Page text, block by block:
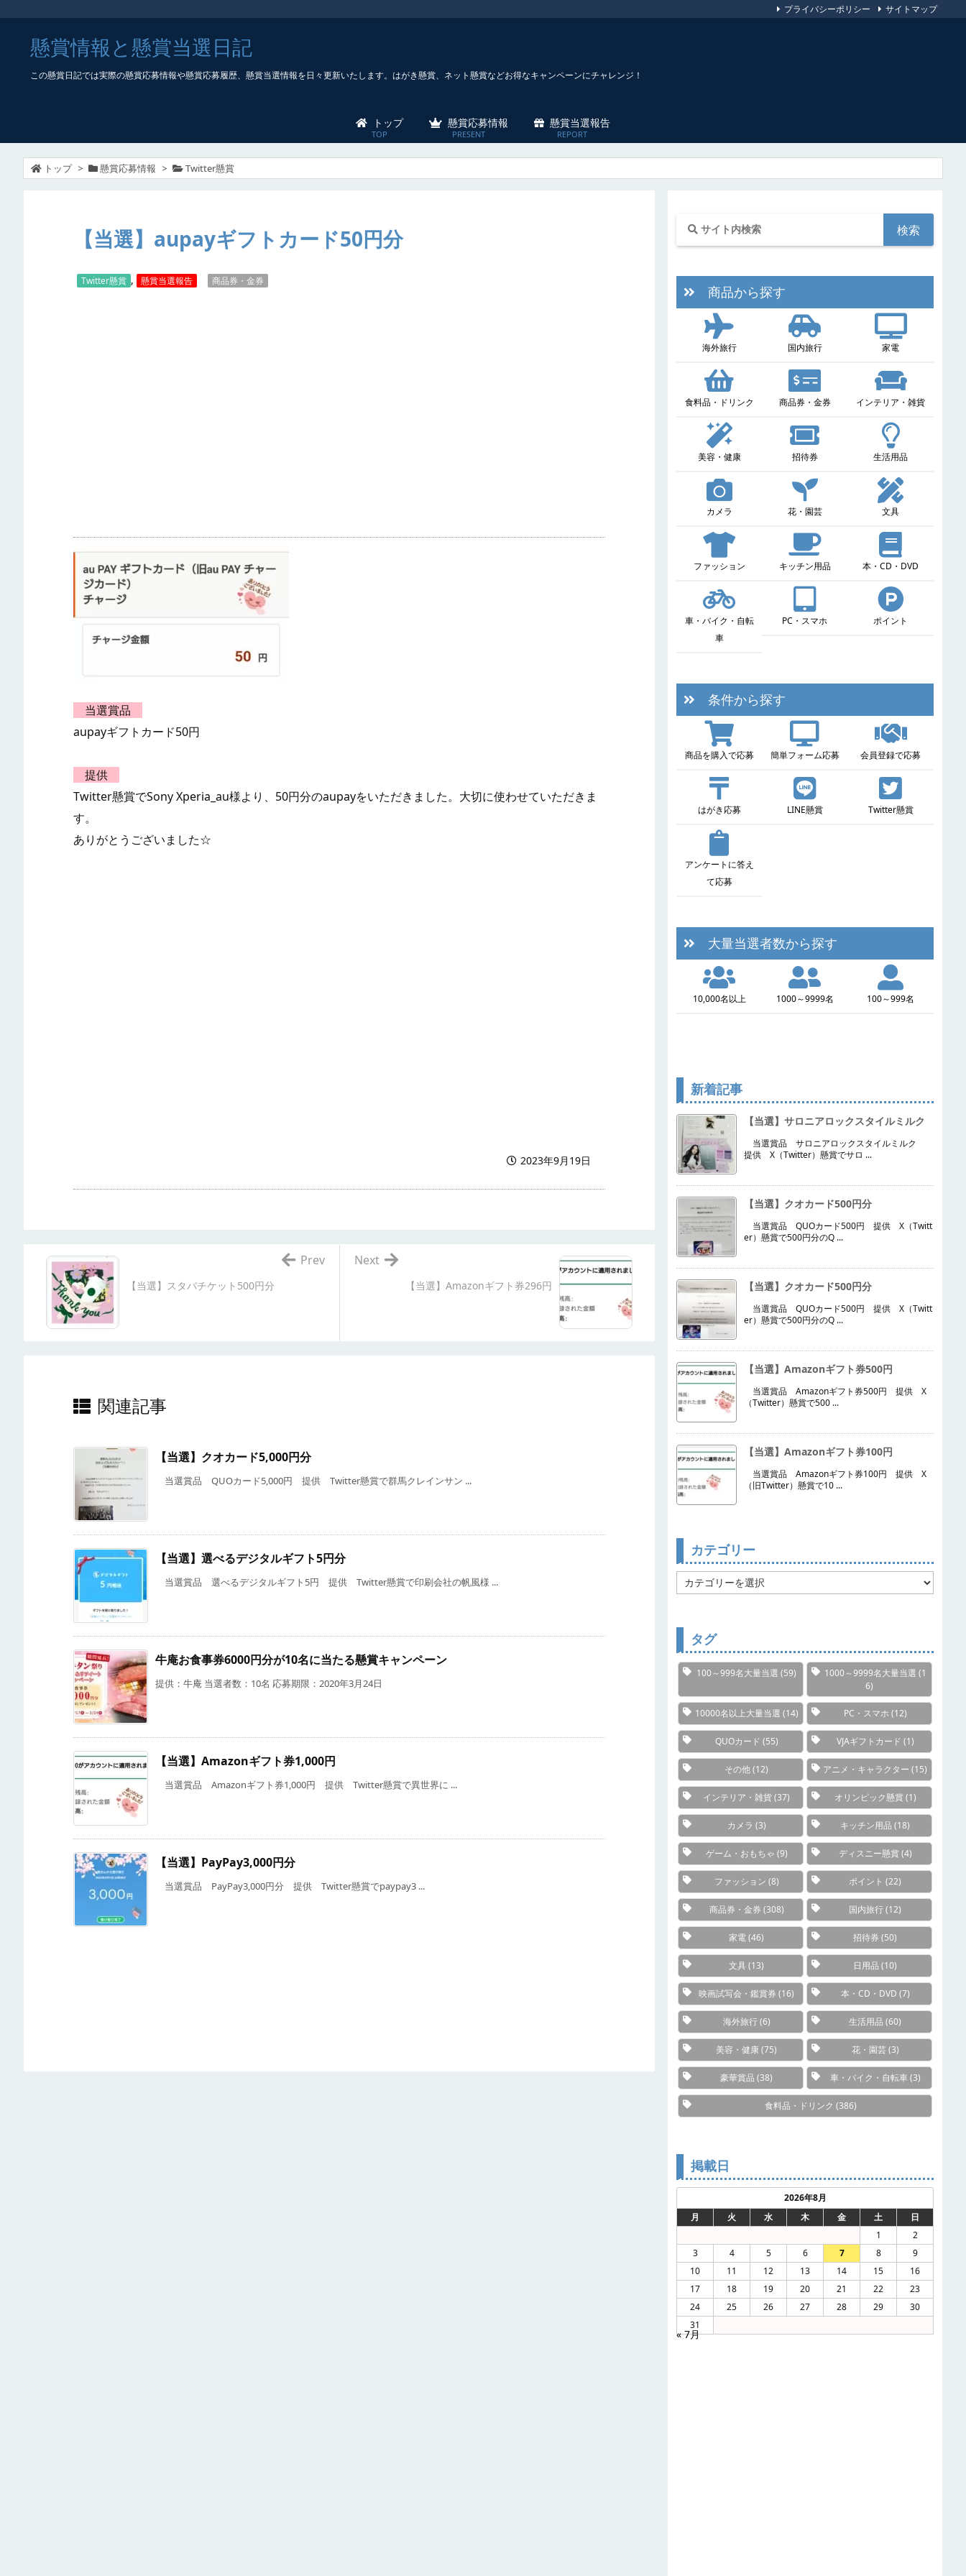
懸賞情報と懸賞当選日記
この懸賞日記では実際の懸賞応募情報や懸賞応募履歴、懸賞当選情報を日々更新いたします。はがき懸賞、ネット懸賞などお得なキャンペーンにチャレンジ！
トップ 懸賞応募情報 懸賞当選報告
プライバシーポリシー サイトマップ
トップ > 懸賞応募情報 > Twitter懸賞
【当選】aupayギフトカード50円分
Twitter懸賞 , 懸賞当選報告 商品券・金券
当選賞品
aupayギフトカード50円
提供
Twitter懸賞でSony Xperia_au様より、50円分のaupayをいただきました。大切に使わせていただきま
す。
ありがとうございました☆
2023年9月19日
【当選】Amazonギフト券296円
Next
【当選】スタバチケット500円分
Prev
関連記事
【当選】クオカード5,000円分
当選賞品 QUOカード5,000円 提供 Twitter懸賞で群馬クレインサン ...
【当選】選べるデジタルギフト5円分
当選賞品 選べるデジタルギフト5円 提供 Twitter懸賞で印刷会社の帆風様 ...
牛庵お食事券6000円分が10名に当たる懸賞キャンペーン
提供：牛庵 当選者数：10名 応募期限：2020年3月24日
【当選】Amazonギフト券1,000円
当選賞品 Amazonギフト券1,000円 提供 Twitter懸賞で異世界に ...
【当選】PayPay3,000円分
当選賞品 PayPay3,000円分 提供 Twitter懸賞でpaypay3 ...
商品から探す
海外旅行 国内旅行 家電
食料品・ドリンク 商品券・金券 インテリア・雑貨
美容・健康 招待券 生活用品
カメラ 花・園芸 文具
ファッション キッチン用品 本・CD・DVD
車・バイク・自転
車
PC・スマホ ポイント
条件から探す
商品を購入で応募 簡単フォーム応募 会員登録で応募
はがき応募 LINE懸賞 Twitter懸賞
アンケートに答え
て応募
大量当選者数から探す
10,000名以上 1000～9999名 100～999名
新着記事
【当選】サロニアロックスタイルミルク
当選賞品 サロニアロックスタイルミルク
提供 X（Twitter）懸賞でサロ ...
【当選】クオカード500円分
当選賞品 QUOカード500円 提供 X（Twitt
er）懸賞で500円分のQ ...
【当選】クオカード500円分
当選賞品 QUOカード500円 提供 X（Twitt
er）懸賞で500円分のQ ...
【当選】Amazonギフト券500円
当選賞品 Amazonギフト券500円 提供 X
（Twitter）懸賞で500 ...
【当選】Amazonギフト券100円
当選賞品 Amazonギフト券100円 提供 X
（旧Twitter）懸賞で10 ...
カテゴリー
カ
テ
タグ
100～999名大量当選 (59) 1000～9999名大量当選 (1
6)
10000名以上大量当選 (14) PC・スマホ (12)
QUOカード (55) VJAギフトカード (1)
その他(12) アニメ・キャラクター (15)
インテリア・雑貨(37) オリンピック懸賞(1)
カメラ (3) キッチン用品 (18)
ゲーム・おもちゃ (9) ディスニー懸賞(4)
ファッション (8) ポイント (22)
商品券・金券 (308) 国内旅行(12)
家電(46) 招待券 (50)
文具 (13) 日用品 (10)
映画試写会・鑑賞券 (16) 本・CD・DVD (7)
海外旅行(6) 生活用品 (60)
美容・健康(75) 花・園芸(3)
豪華賞品 (38) 車・バイク・自転車(3)
食料品・ドリンク (386)
掲載日
2026年8月
月
火 水 木 金 土
日
1
2
3
4 5 6 7 8
9
10
11 12 13 14 15
16
17
18 19 20 21 22
23
24
25 26 27 28 29
30
31
« 7月